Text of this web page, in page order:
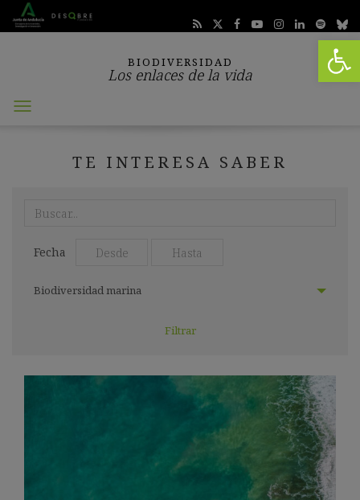
Abrir
BIODIVERSIDAD
Los enlaces de la vida
Abrir
TE INTERESA SABER
Realiza
aquí
búsqueda:
Fecha
Seleccionar
fecha
Seleccionar
fecha
Seleccionar
categoría:
Biodiversidad marina